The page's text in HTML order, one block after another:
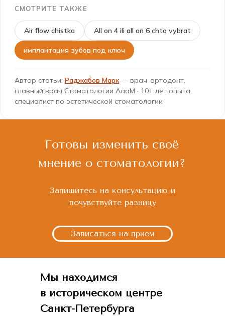
СМОТРИТЕ ТАКЖЕ
Air flow chistka All on 4 ili all on 6 chto vybrat
имплантация зубов под ключ
Автор статьи: Раджабов Марк— врач-ортодонт,
главный врач Стоматологии АааМ · 10+ лет опыта,
специалист по эстетической стоматологии
Готовы изменить своё
мнение о стоматологии?
Запишитесь на консультацию и
почувствуйте разницу
Записаться на прием
Мы находимся
в историческом центре
Санкт-Петербурга